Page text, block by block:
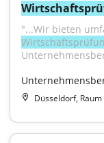
Düsseldorf, Raum